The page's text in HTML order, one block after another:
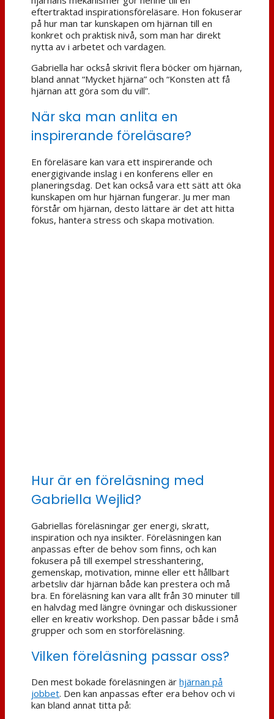
eftertraktad inspirationsföreläsare. Hon fokuserar
på hur man tar kunskapen om hjärnan till en
konkret och praktisk nivå, som man har direkt
nytta av i arbetet och vardagen.
Gabriella har också skrivit flera böcker om hjärnan,
bland annat “Mycket hjärna” och “Konsten att få
hjärnan att göra som du vill”.
När ska man anlita en
inspirerande föreläsare?
En föreläsare kan vara ett inspirerande och
energigivande inslag i en konferens eller en
planeringsdag. Det kan också vara ett sätt att öka
kunskapen om hur hjärnan fungerar. Ju mer man
förstår om hjärnan, desto lättare är det att hitta
fokus, hantera stress och skapa motivation.
Hur är en föreläsning med
Gabriella Wejlid?
Gabriellas föreläsningar ger energi, skratt,
inspiration och nya insikter. Föreläsningen kan
anpassas efter de behov som finns, och kan
fokusera på till exempel stresshantering,
gemenskap, motivation, minne eller ett hållbart
arbetsliv där hjärnan både kan prestera och må
bra. En föreläsning kan vara allt från 30 minuter till
en halvdag med längre övningar och diskussioner
eller en kreativ workshop. Den passar både i små
grupper och som en storföreläsning.
Vilken föreläsning passar oss?
Den mest bokade föreläsningen ärhjärnan på
jobbet. Den kan anpassas efter era behov och vi
kan bland annat titta på: